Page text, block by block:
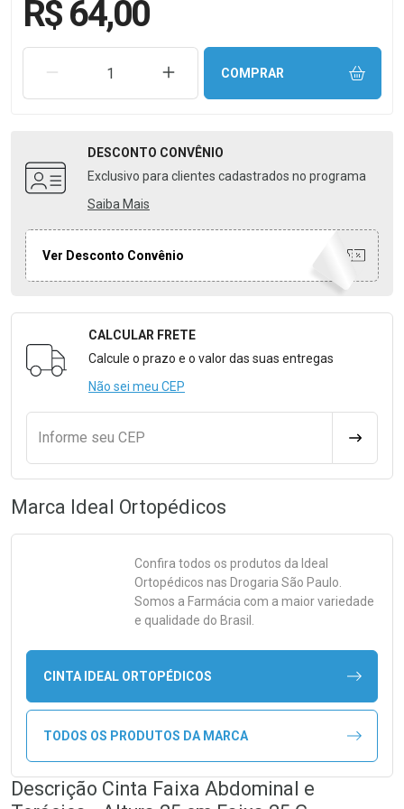
R$ 64,00
REMOVER UMA UNIDADEAUMENTAR UMA UNIDADE
COMPRAR
DESCONTO CONVÊNIO
Exclusivo para clientes cadastrados no programa
Saiba Mais
Ver Desconto Convênio
Formulário para Calcular o Frete
CALCULAR FRETE
Calcule o prazo e o valor das suas entregas
Não sei meu CEP
Informe seu CEP
Marca Ideal Ortopédicos
Confira todos os produtos da Ideal
Ortopédicos nas Drogaria São Paulo.
Somos a Farmácia com a maior variedade
e qualidade do Brasil.
CINTA IDEAL ORTOPÉDICOS
TODOS OS PRODUTOS DA MARCA
Descrição Cinta Faixa Abdominal e